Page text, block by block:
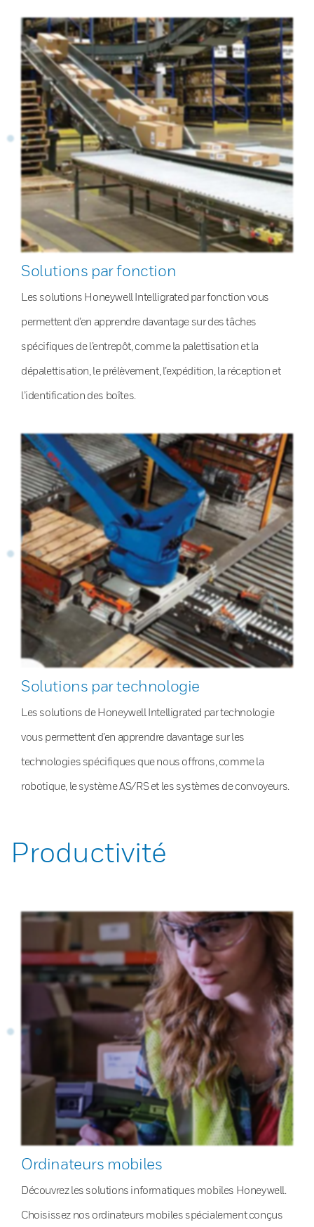
Solutions par fonction
Les solutions Honeywell Intelligrated par fonction vous
permettent d’en apprendre davantage sur des tâches
spécifiques de l’entrepôt, comme la palettisation et la
dépalettisation, le prélèvement, l’expédition, la réception et
l’identification des boîtes.
Solutions par technologie
Les solutions de Honeywell Intelligrated par technologie
vous permettent d’en apprendre davantage sur les
technologies spécifiques que nous offrons, comme la
robotique, le système AS/RS et les systèmes de convoyeurs.
Productivité
Ordinateurs mobiles
Découvrez les solutions informatiques mobiles Honeywell.
Choisissez nos ordinateurs mobiles spécialement conçus